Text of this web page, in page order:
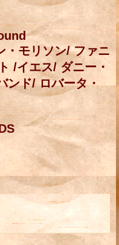
・モリソン/ ファニ
/イエス/ ダニー・
ンド/ ロバータ・